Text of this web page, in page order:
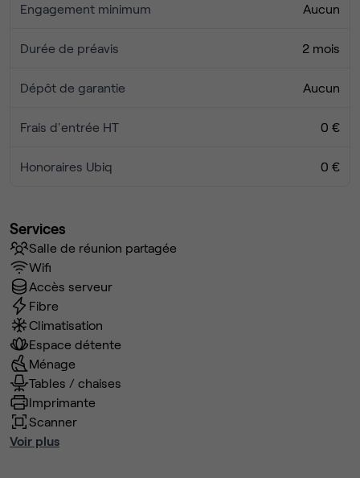
Engagement minimum Aucun
Durée de préavis 2 mois
Dépôt de garantie Aucun
Frais d'entrée HT 0 €
Honoraires Ubiq 0 €
Services
Salle de réunion partagée
Wifi
Accès serveur
Fibre
Climatisation
Espace détente
Ménage
Tables / chaises
Imprimante
Scanner
Voir plus